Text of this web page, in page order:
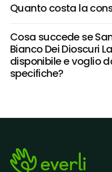
Quanto costa la
Cosa succede se
Bianco Dei Dioscuri
disponibile e voglio
specifiche?